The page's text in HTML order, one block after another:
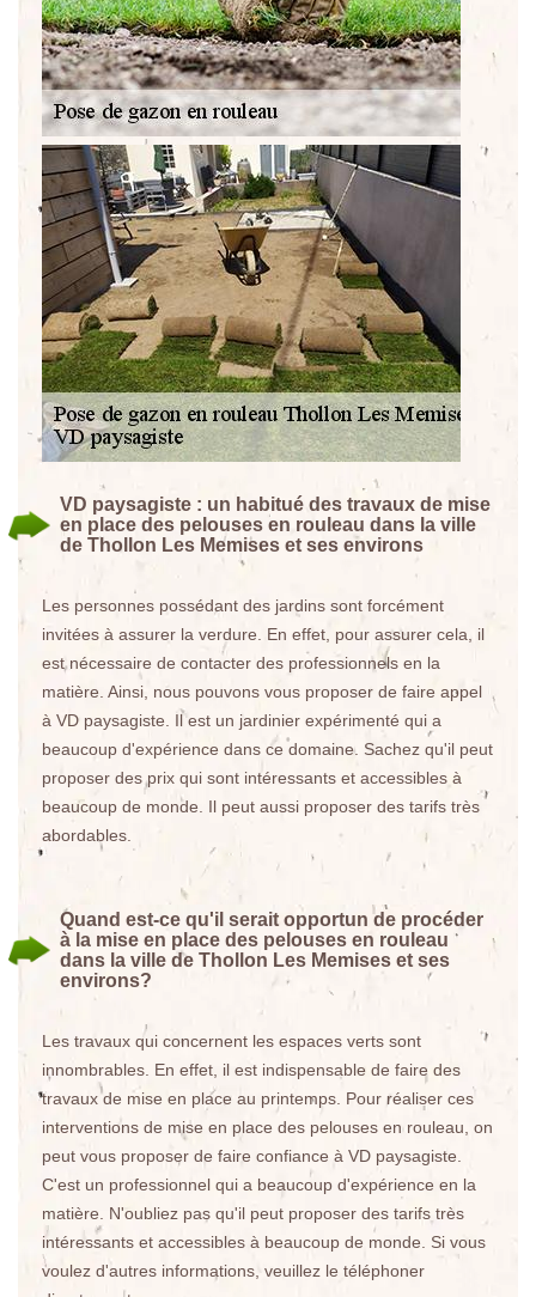
VD paysagiste : un habitué des travaux de mise
en place des pelouses en rouleau dans la ville
de Thollon Les Memises et ses environs
Les personnes possédant des jardins sont forcément
invitées à assurer la verdure. En effet, pour assurer cela, il
est nécessaire de contacter des professionnels en la
matière. Ainsi, nous pouvons vous proposer de faire appel
à VD paysagiste. Il est un jardinier expérimenté qui a
beaucoup d'expérience dans ce domaine. Sachez qu'il peut
proposer des prix qui sont intéressants et accessibles à
beaucoup de monde. Il peut aussi proposer des tarifs très
abordables.
Quand est-ce qu'il serait opportun de procéder
à la mise en place des pelouses en rouleau
dans la ville de Thollon Les Memises et ses
environs?
Les travaux qui concernent les espaces verts sont
innombrables. En effet, il est indispensable de faire des
travaux de mise en place au printemps. Pour réaliser ces
interventions de mise en place des pelouses en rouleau, on
peut vous proposer de faire confiance à VD paysagiste.
C'est un professionnel qui a beaucoup d'expérience en la
matière. N'oubliez pas qu'il peut proposer des tarifs très
intéressants et accessibles à beaucoup de monde. Si vous
voulez d'autres informations, veuillez le téléphoner